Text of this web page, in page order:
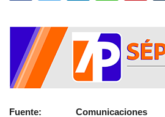
Fuente: